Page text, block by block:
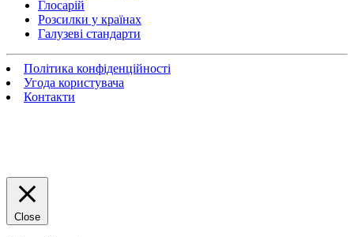
Глосарій
Розсилки у країнах
Галузеві стандарти
Політика конфіденційності
Угода користувача
Контакти
Close